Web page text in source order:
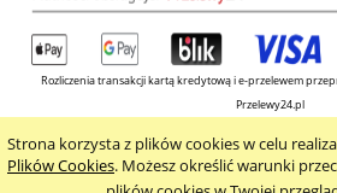
Strona korzysta z plików cookies w celu
Plików Cookies. Możesz określić warunki
Rozliczenia transakcji kartą kredytową i e-przelewem
Przelewy24.pl
pokaż pełną wersję